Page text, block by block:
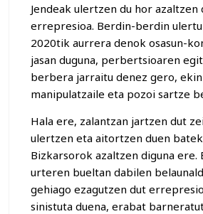
Jendeak ulertzen du hor azaltzen
errepresioa. Berdin-berdin
2020tik aurrera denok osasun-
jasan duguna, perbertsioaren
berbera jarraitu denez gero,
manipulatzaile eta pozoi sartze
Hala ere, zalantzan jartzen dut
ulertzen eta aitortzen duen
Bizkarsorok azaltzen diguna ere.
urteren bueltan dabilen
gehiago ezagutzen dut
sinistuta duena, erabat